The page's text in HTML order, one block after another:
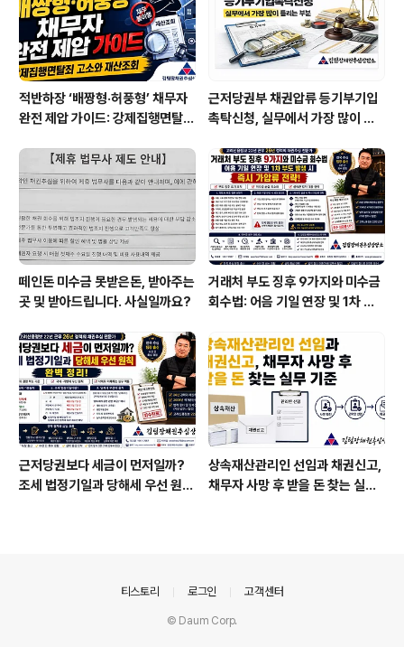
적반하장 ‘배짱형·허풍형’ 채무자
완전 제압 가이드: 강제집행면탈죄
근저당권부 채권압류 등기부기입
촉탁신청, 실무에서 가장 많이 틀
떼인돈 미수금 못받은돈, 받아주는
곳 및 받아드립니다. 사실일까요?
거래처 부도 징후 9가지와 미수금
회수법: 어음 기일 연장 및 1차 부
근저당권보다 세금이 먼저일까?
조세 법정기일과 당해세 우선 원칙
상속재산관리인 선임과 채권신고,
채무자 사망 후 받을 돈 찾는 실무
티스토리 로그인 고객센터
© Daum Corp.